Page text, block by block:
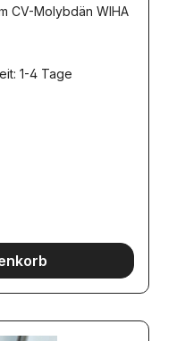
Molybdän WIHA
1-4 Tage